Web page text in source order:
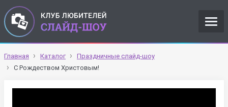
Главная Каталог
Праздничные слайд-шоу
С Рождеством Христовым!